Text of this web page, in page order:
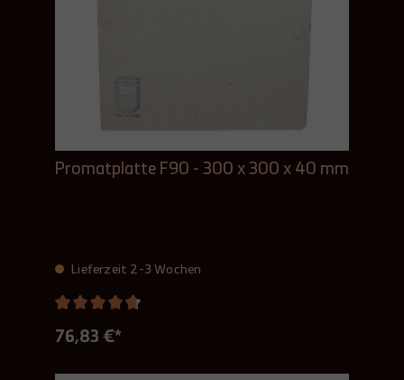
Promatplatte F90 - 300 x 300 x 40 mm
Lieferzeit 2-3 Wochen
76,83 €*